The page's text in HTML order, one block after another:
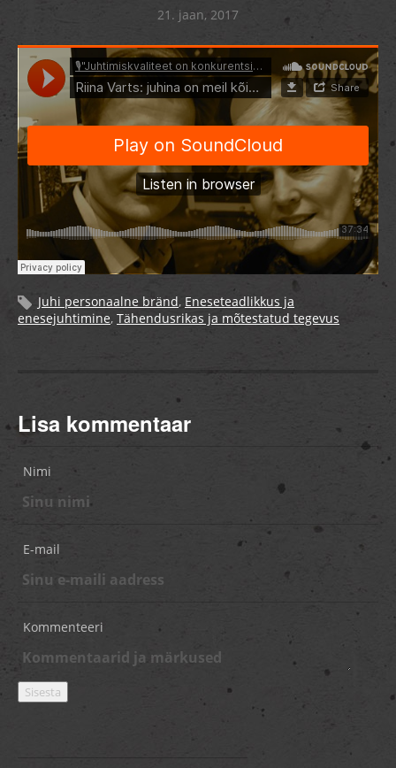
21. jaan, 2017
Juhi personaalne bränd, Eneseteadlikkus ja
enesejuhtimine, Tähendusrikas ja mõtestatud tegevus
Lisa kommentaar
Nimi
E-mail
Kommenteeri